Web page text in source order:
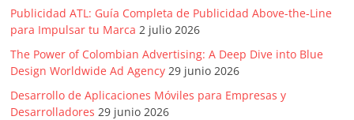
Publicidad ATL: Guía Completa de Publicidad Above-the-Line
para Impulsar tu Marca 2 julio 2026
The Power of Colombian Advertising: A Deep Dive into Blue
Design Worldwide Ad Agency 29 junio 2026
Desarrollo de Aplicaciones Móviles para Empresas y
Desarrolladores 29 junio 2026